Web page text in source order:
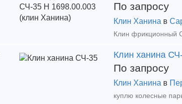
По запросу
Клин Ханина в
Клин ханина
По запросу
Клин Ханина в